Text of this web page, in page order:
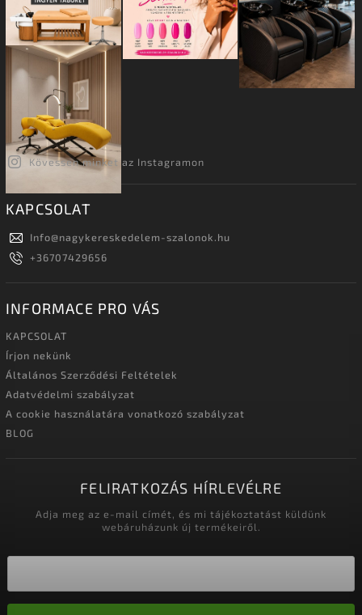
Kövessen minket az Instagramon
KAPCSOLAT
Info@nagykereskedelem-szalonok.hu
+36707429656
INFORMACE PRO VÁS
KAPCSOLAT
Írjon nekünk
Általános Szerződési Feltételek
Adatvédelmi szabályzat
A cookie használatára vonatkozó szabályzat
BLOG
FELIRATKOZÁS HÍRLEVÉLRE
Adja meg az e-mail címét, és mi tájékoztatást küldünk
webáruházunk új termékeiről.